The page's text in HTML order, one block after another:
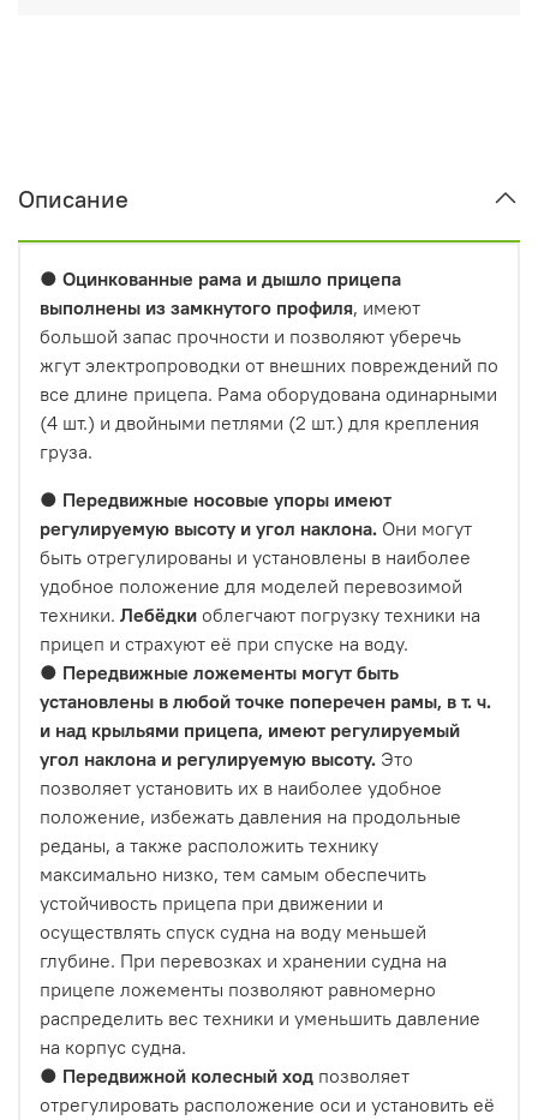
Описание
● Оцинкованные рама и дышло прицепа
выполнены из замкнутого профиля, имеют
большой запас прочности и позволяют уберечь
жгут электропроводки от внешних повреждений по
все длине прицепа. Рама оборудована одинарными
(4 шт.) и двойными петлями (2 шт.) для крепления
груза.
● Передвижные носовые упоры имеют
регулируемую высоту и угол наклона. Они могут
быть отрегулированы и установлены в наиболее
удобное положение для моделей перевозимой
техники. Лебёдки облегчают погрузку техники на
прицеп и страхуют её при спуске на воду.
● Передвижные ложементы могут быть
установлены в любой точке поперечен рамы, в т. ч.
и над крыльями прицепа, имеют регулируемый
угол наклона и регулируемую высоту. Это
позволяет установить их в наиболее удобное
положение, избежать давления на продольные
реданы, а также расположить технику
максимально низко, тем самым обеспечить
устойчивость прицепа при движении и
осуществлять спуск судна на воду меньшей
глубине. При перевозках и хранении судна на
прицепе ложементы позволяют равномерно
распределить вес техники и уменьшить давление
на корпус судна.
● Передвижной колесный ход позволяет
отрегулировать расположение оси и установить её